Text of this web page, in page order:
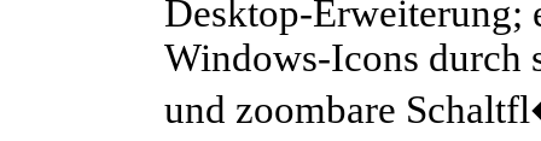
Desktop-Erweiterung;
Windows-Icons durch
und zoombare